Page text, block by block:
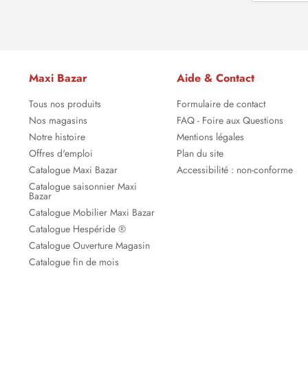
Maxi Bazar
Tous nos produits
Nos magasins
Notre histoire
Offres d'emploi
Catalogue Maxi Bazar
Catalogue saisonnier Maxi
Bazar
Catalogue Mobilier Maxi Bazar
Catalogue Hespéride ®
Catalogue Ouverture Magasin
Catalogue fin de mois
Aide & Contact
Formulaire de contact
FAQ - Foire aux Questions
Mentions légales
Plan du site
Accessibilité : non-conforme